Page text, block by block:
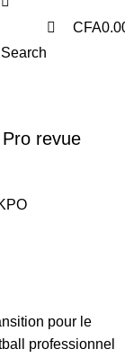
Search
CFA
revue
pour le
professionnel